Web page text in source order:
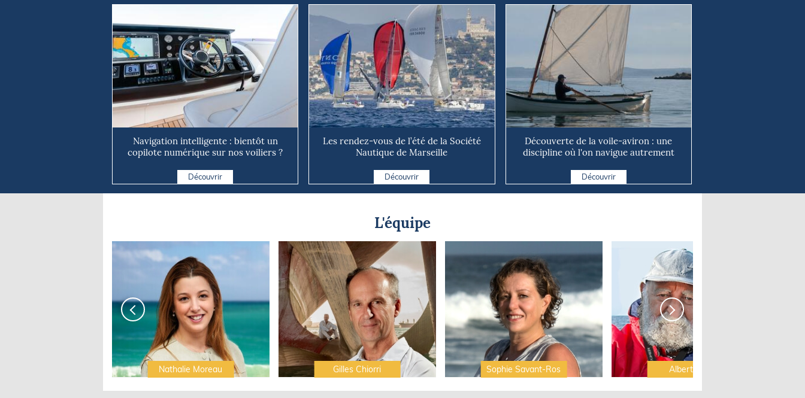
Navigation intelligente : bientôt un
copilote numérique sur nos voiliers ?
Découvrir
Les rendez-vous de l’été de la Société
Nautique de Marseille
Découvrir
Découverte de la voile-aviron : une
discipline où l'on navigue autrement
Découvrir
L'équipe
Nathalie Moreau Gilles Chiorri Sophie Savant-Ros Albert Brel